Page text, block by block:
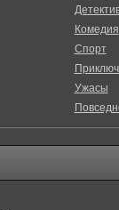
Комедия
Спорт
Ужасы